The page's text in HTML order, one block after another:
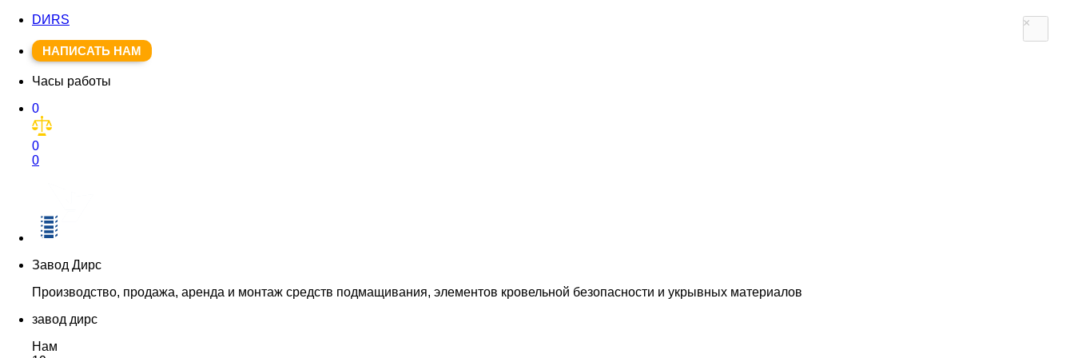
DИRS
НАПИСАТЬ НАМ
Часы работы
0
0
0
Завод Дирс
Производство, продажа, аренда и монтаж средств подмащивания, элементов кровельной безопасности и укрывных материалов
завод дирс
Нам
×